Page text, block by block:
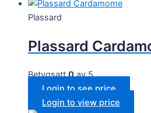
Plassard
Plassard
Betygsatt0av 5
Login to see price
Login to view price